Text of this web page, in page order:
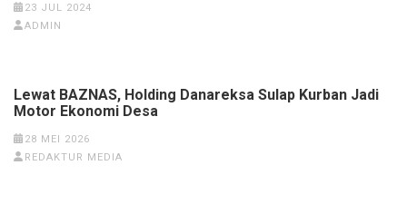
23 JUL 2024
ADMIN
Lewat BAZNAS, Holding Danareksa Sulap Kurban Jadi
Motor Ekonomi Desa
28 MEI 2026
REDAKTUR MEDIA